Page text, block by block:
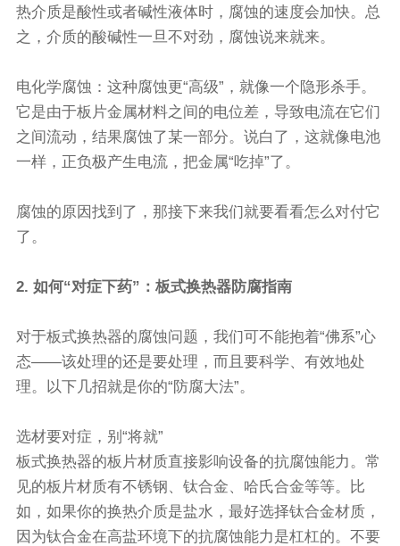
热介质是酸性或者碱性液体时，腐蚀的速度会加快。总
之，介质的酸碱性一旦不对劲，腐蚀说来就来。
电化学腐蚀：这种腐蚀更“高级”，就像一个隐形杀手。
它是由于板片金属材料之间的电位差，导致电流在它们
之间流动，结果腐蚀了某一部分。说白了，这就像电池
一样，正负极产生电流，把金属“吃掉”了。
腐蚀的原因找到了，那接下来我们就要看看怎么对付它
了。
2. 如何“对症下药”：板式换热器防腐指南
对于板式换热器的腐蚀问题，我们可不能抱着“佛系”心
态——该处理的还是要处理，而且要科学、有效地处
理。以下几招就是你的“防腐大法”。
选材要对症，别“将就”
板式换热器的板片材质直接影响设备的抗腐蚀能力。常
见的板片材质有不锈钢、钛合金、哈氏合金等等。比
如，如果你的换热介质是盐水，最好选择钛合金材质，
因为钛合金在高盐环境下的抗腐蚀能力是杠杠的。不要